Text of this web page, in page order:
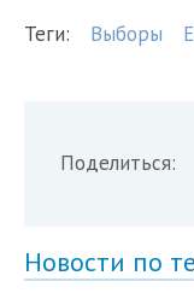
Теги: Выборы
Поделиться:
Новости по